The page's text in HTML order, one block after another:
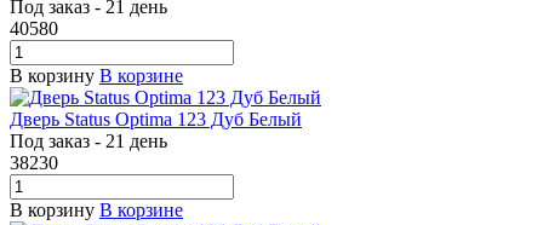
Под заказ - 21 день
40580
В корзину В корзине
Дверь Status Optima 123 Дуб Белый
Под заказ - 21 день
38230
В корзину В корзине